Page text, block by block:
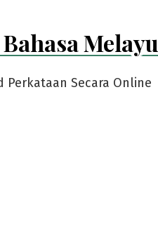
Melayu
Perkataan Secara Online